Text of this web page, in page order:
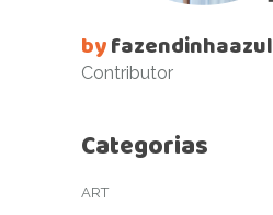
byfazendinhaazul
Contributor
Categorias
ART